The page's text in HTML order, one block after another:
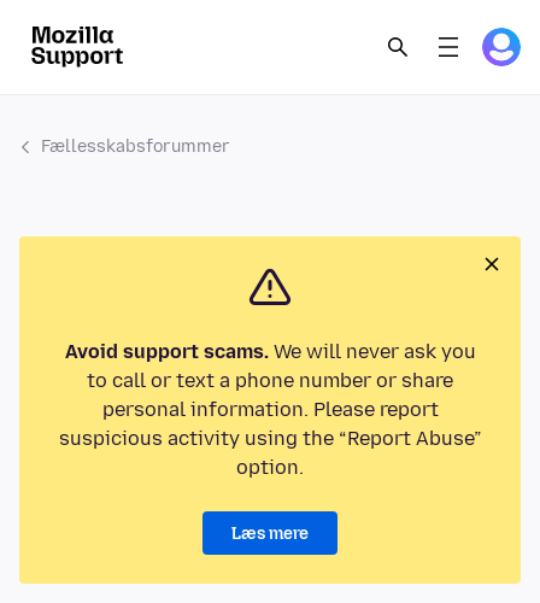
Fællesskabsforummer
Avoid support scams.We will never ask you
to call or text a phone number or share
personal information. Please report
suspicious activity using the “Report Abuse”
option.
Læs mere